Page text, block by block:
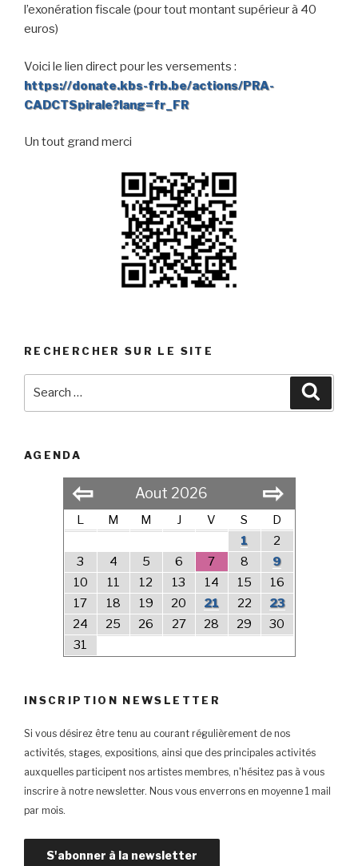
l’exonération fiscale (pour tout montant supérieur à 40
euros)
Voici le lien direct pour les versements :
https://donate.kbs-frb.be/actions/PRA-
CADCTSpirale?lang=fr_FR
Un tout grand merci
RECHERCHER SUR LE SITE
AGENDA
⇦ Aout 2026 ⇨
L M M J V S
D
1
2
3
4 5 6 7 8
9
10
11 12 13 14 15
16
17
18 19 20 21 22
23
24
25 26 27 28 29
30
31
INSCRIPTION NEWSLETTER
Si vous désirez être tenu au courant régulièrement de nos
activités, stages, expositions, ainsi que des principales activités
auxquelles participent nos artistes membres, n'hésitez pas à vous
inscrire à notre newsletter. Nous vous enverrons en moyenne 1 mail
par mois.